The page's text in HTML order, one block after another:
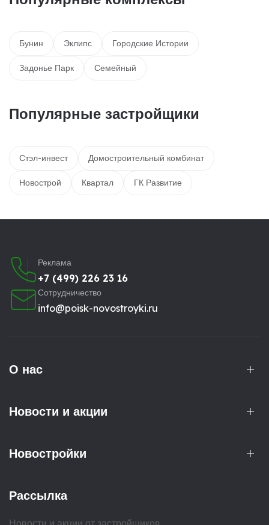
Бунин Эклипс Городские Истории
Задонье Парк Семейный
Популярные застройщики
Стэл-инвест Домостроительный комбинат
Новострой Квартал ГК Развитие
Реклама
+7 (499) 226 23 16
Сотрудничество
info@poisk-novostroyki.ru
О нас
Новости и акции
Новостройки
Рассылка